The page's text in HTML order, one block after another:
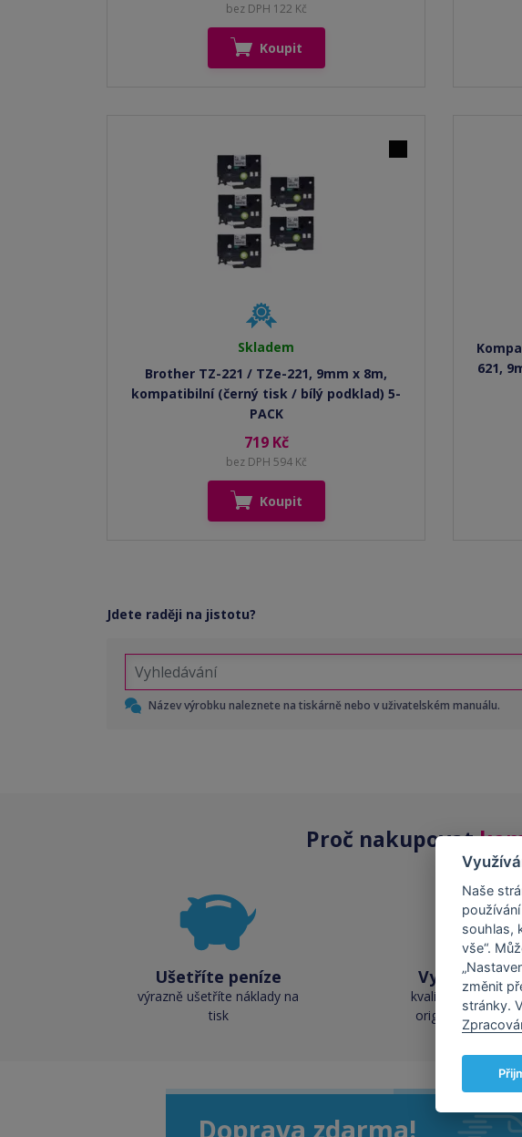
bez DPH 122 Kč
Koupit
Skladem
Brother TZ-221 / TZe-221, 9mm x 8m,
kompatibilní (černý tisk / bílý podklad) 5-
PACK
719 Kč
bez DPH 594 Kč
Koupit
621,
Jdete raději na jistotu?
Název výrobku naleznete na tiskárně nebo v uživatelském manuálu.
Proč nakupovat
Ušetříte peníze
výrazně ušetříte náklady na
tisk
Vysoká
kvalita je
originálními
Doprava zdarma!
Naše
souhlas,
vše“.
změnit
stránky.